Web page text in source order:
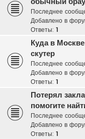
Последнее
Добавлено в
Ответы: 1
Куда в
скутер
Последнее
Добавлено в
Ответы: 1
Потерял
помогите
Последнее
Добавлено в
Ответы: 1